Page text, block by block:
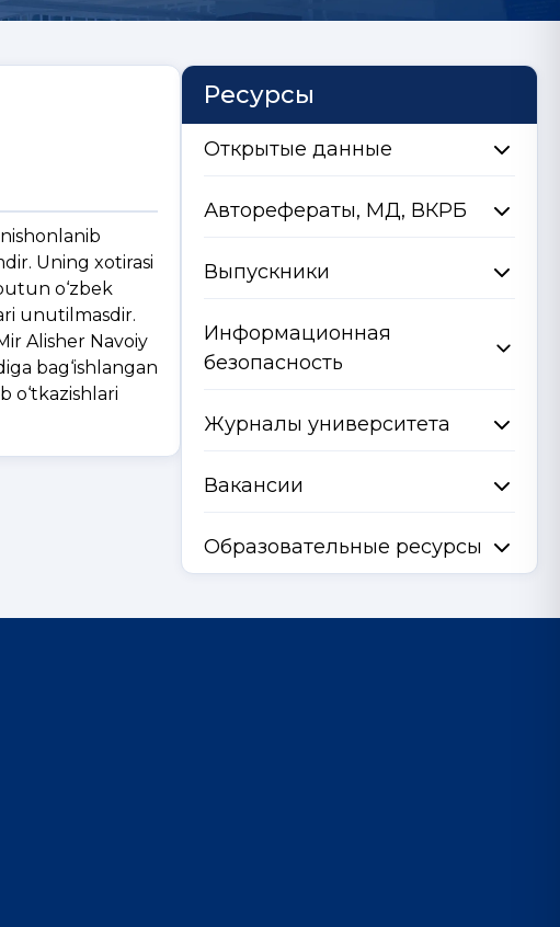
Uning xotirasi
o‘zbek
unutilmasdir.
Alisher Navoiy
bag‘ishlangan
o‘tkazishlari
Ресурсы
Открытые данные
Авторефераты, МД, ВКРБ
Выпускники
Информационная
безопасность
Журналы университета
Вакансии
Образовательные ресурсы